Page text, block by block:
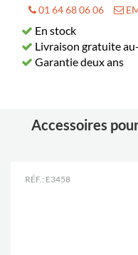
01 64 68 06 06
En stock
Livraison gratuite
Garantie deux ans
Accessoires
RÉF.: E3458